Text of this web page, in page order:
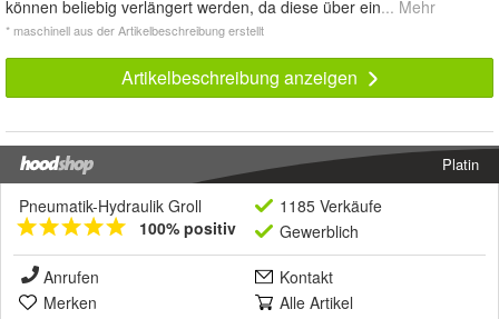
können beliebig verlängert werden, da diese über ein... Mehr
* maschinell aus der Artikelbeschreibung erstellt
Artikelbeschreibung anzeigen
Platin
Pneumatik-Hydraulik Groll
100% positiv
1185 Verkäufe
Gewerblich
Anrufen
Kontakt
Merken
Alle Artikel